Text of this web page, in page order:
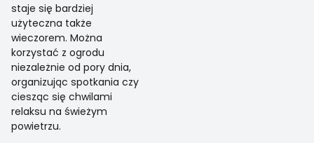
staje się bardziej
użyteczna także
wieczorem. Można
korzystać z ogrodu
niezależnie od pory dnia,
organizując spotkania czy
ciesząc się chwilami
relaksu na świeżym
powietrzu.